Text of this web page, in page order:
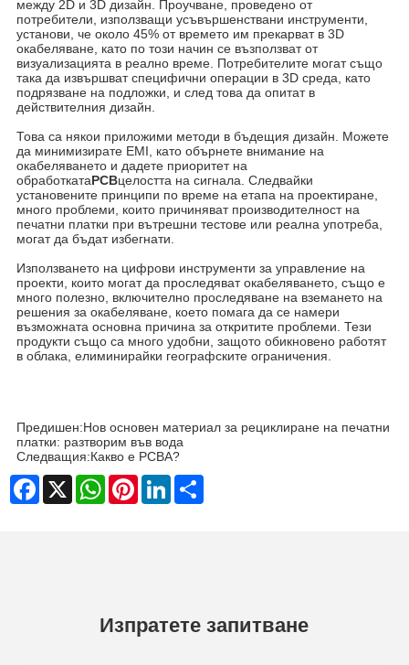
между 2D и 3D дизайн. Проучване, проведено от
потребители, използващи усъвършенствани инструменти,
установи, че около 45% от времето им прекарват в 3D
окабеляване, като по този начин се възползват от
визуализацията в реално време. Потребителите могат също
така да извършват специфични операции в 3D среда, като
подрязване на подложки, и след това да опитат в
действителния дизайн.
Това са някои приложими методи в бъдещия дизайн. Можете
да минимизирате EMI, като обърнете внимание на
окабеляването и дадете приоритет на
обработкатаPCBцелостта на сигнала. Следвайки
установените принципи по време на етапа на проектиране,
много проблеми, които причиняват производителност на
печатни платки при вътрешни тестове или реална употреба,
могат да бъдат избегнати.
Използването на цифрови инструменти за управление на
проекти, които могат да проследяват окабеляването, също е
много полезно, включително проследяване на вземането на
решения за окабеляване, което помага да се намери
възможната основна причина за откритите проблеми. Тези
продукти също са много удобни, защото обикновено работят
в облака, елиминирайки географските ограничения.
Предишен:Нов основен материал за рециклиране на печатни
платки: разтворим във вода
Следващия:Какво е PCBA?
Facebook
X WhatsAppPinterestLinkedInShare
Изпратете запитване